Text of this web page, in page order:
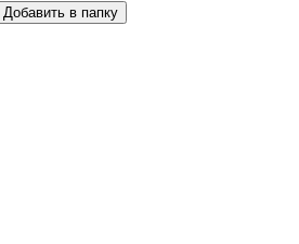
Добавить в папку